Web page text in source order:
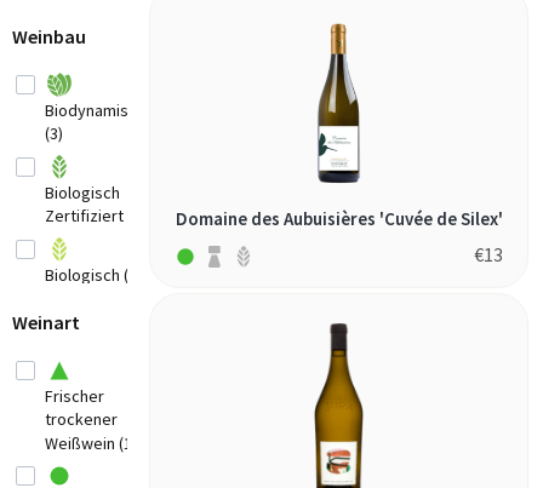
(20)
(2)
Herzegovina
(1)
Brasilien (3)
(1)
Cyprus
Weinbau
Biodynamisch
(3)
Biologisch
Zertifiziert (3)
Biologisch (4)
Konventionell
Weinart
Frischer
trockener
Weißwein (1)
Domaine des Aubuisières 'Cuvée de Silex'
€13